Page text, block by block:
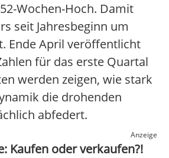
Wochen-Hoch. Damit
seit Jahresbeginn um
Ende April veröffentlicht
für das erste Quartal
werden zeigen, wie stark
die drohenden
abfedert.
Anzeige
Kaufen oder verkaufen?!